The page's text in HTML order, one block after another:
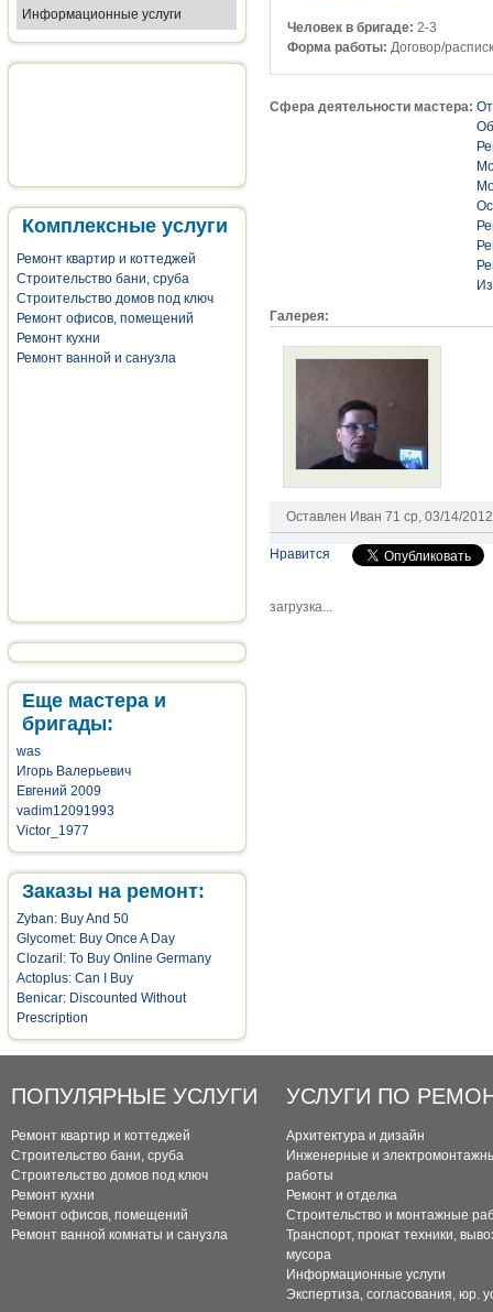
Информационные услуги
Комплексные услуги
Ремонт квартир и коттеджей
Строительство бани, сруба
Строительство домов под ключ
Ремонт офисов, помещений
Ремонт кухни
Ремонт ванной и санузла
Еще мастера и
бригады:
was
Игорь Валерьевич
Евгений 2009
vadim12091993
Victor_1977
Заказы на ремонт:
Zyban: Buy And 50
Glycomet: Buy Once A Day
Clozaril: To Buy Online Germany
Actoplus: Can I Buy
Benicar: Discounted Without
Prescription
Человек в бригаде: 2-3
Форма работы: Договор/
Сфера деятельности мастера:
Галерея:
Оставлен Иван 71 ср, 03/14/
Нравится
загрузка...
ПОПУЛЯРНЫЕ УСЛУГИ
Ремонт квартир и коттеджей
Строительство бани, сруба
Строительство домов под ключ
Ремонт кухни
Ремонт офисов, помещений
Ремонт ванной комнаты и санузла
УСЛУГИ ПО
Архитектура и дизайн
Инженерные и
работы
Ремонт и отделка
Строительство и монтажные
Транспорт, прокат техники,
мусора
Информационные услуги
Экспертиза, согласования, юр.